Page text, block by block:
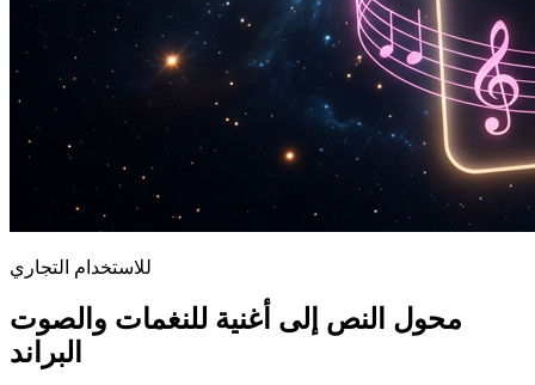
للاستخدام التجاري
محول النص إلى أغنية للنغمات والصوت
البراند